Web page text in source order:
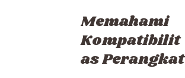
Memahami
Kompatibilit
as Perangkat